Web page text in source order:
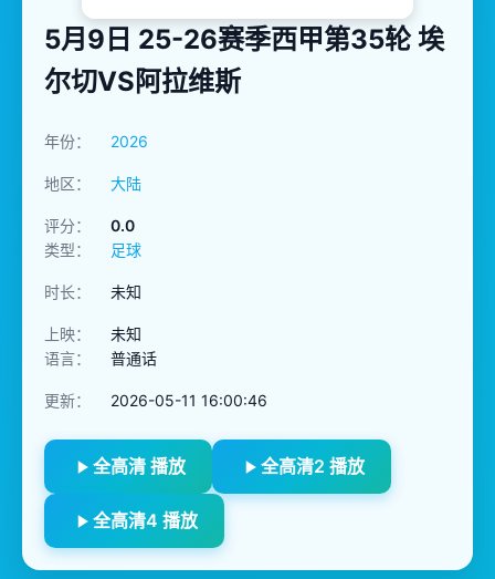
5月9日 25-26赛季西甲第35轮 埃
尔切VS阿拉维斯
年份： 2026
地区： 大陆
评分：
0.0
类型：
足球
时长： 未知
上映：
未知
语言：
普通话
更新： 2026-05-11 16:00:46
全高清 播放 全高清2 播放
全高清4 播放